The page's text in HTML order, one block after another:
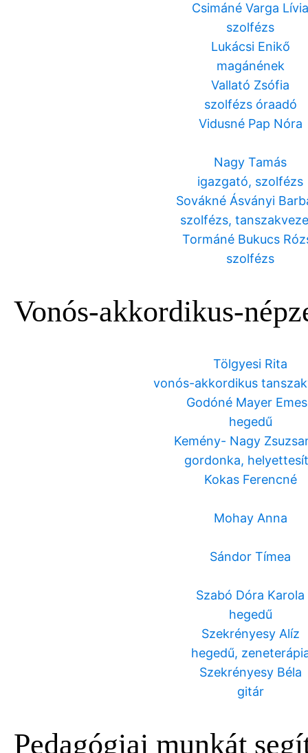
Csimáné Varga Lívia
szolfézs
Lukácsi Enikő
magánének
Vallató Zsófia
szolfézs óraadó
Vidusné Pap Nóra
Nagy Tamás
igazgató, szolfézs
Sovákné Ásványi
szolfézs,
Tormáné Bukucs
szolfézs
Vonós-akkordikus-
Tölgyesi Rita
vonós-akkordikus
Godóné Mayer
hegedű
Kemény- Nagy
gordonka,
Kokas Ferencné
Mohay Anna
Sándor Tímea
Szabó Dóra Karola
hegedű
Szekrényesy Alíz
hegedű,
Szekrényesy Béla
gitár
Pedagógiai munkát